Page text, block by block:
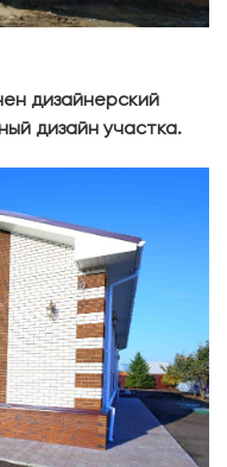
дизайнерский
дизайн участка.